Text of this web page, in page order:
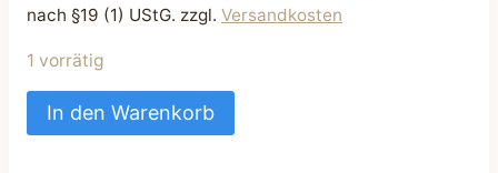
nach §19 (1) UStG. zzgl. Versandkosten
1 vorrätig
super
praktisch
In den Warenkorb